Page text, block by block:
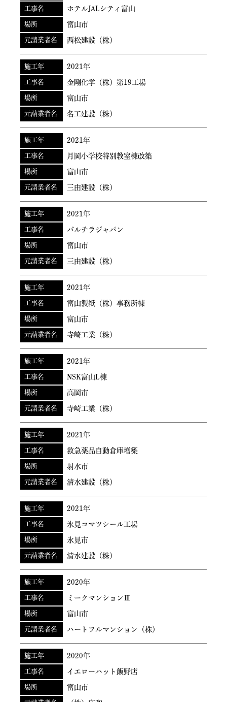
工事名 ホテルJALシティ富山
場所 富山市
元請業者名 西松建設（株）
施工年 2021年
工事名 金剛化学（株）第19工場
場所 富山市
元請業者名 名工建設（株）
施工年 2021年
工事名 月岡小学校特別教室棟改築
場所 富山市
元請業者名 三由建設（株）
施工年 2021年
工事名 バルチラジャパン
場所 富山市
元請業者名 三由建設（株）
施工年 2021年
工事名 富山製紙（株）事務所棟
場所 富山市
元請業者名 寺崎工業（株）
施工年 2021年
工事名 NSK富山L棟
場所 高岡市
元請業者名 寺崎工業（株）
施工年 2021年
工事名 救急薬品自動倉庫増築
場所 射水市
元請業者名 清水建設（株）
施工年 2021年
工事名 氷見コマツシール工場
場所 氷見市
元請業者名 清水建設（株）
施工年 2020年
工事名 ミークマンションⅢ
場所 富山市
元請業者名 ハートフルマンション（株）
施工年 2020年
工事名 イエローハット飯野店
場所 富山市